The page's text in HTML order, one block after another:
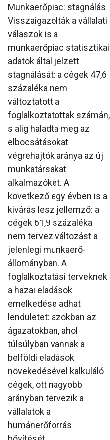
Munkaerőpiac: stagnálás
Visszaigazolták a vállalati
válaszok is a
munkaerőpiac statisztikai
adatok által jelzett
stagnálását: a cégek 47,6
százaléka nem
változtatott a
foglalkoztatottak számán,
s alig haladta meg az
elbocsátásokat
végrehajtók aránya az új
munkatársakat
alkalmazókét. A
következő egy évben is a
kivárás lesz jellemző: a
cégek 61,9 százaléka
nem tervez változást a
jelenlegi munkaerő-
állományban. A
foglalkoztatási terveknek
a hazai eladások
emelkedése adhat
lendületet: azokban az
ágazatokban, ahol
túlsúlyban vannak a
belföldi eladások
növekedésével kalkuláló
cégek, ott nagyobb
arányban tervezik a
vállalatok a
humánerőforrás